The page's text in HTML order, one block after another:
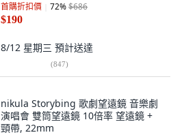
首購折扣價 72%$686
$190
8/12 星期三 預計送達
(847)
nikula Storybing 歌劇望遠鏡 音樂劇
演唱會 雙筒望遠鏡 10倍率 望遠鏡 +
頸帶, 22mm